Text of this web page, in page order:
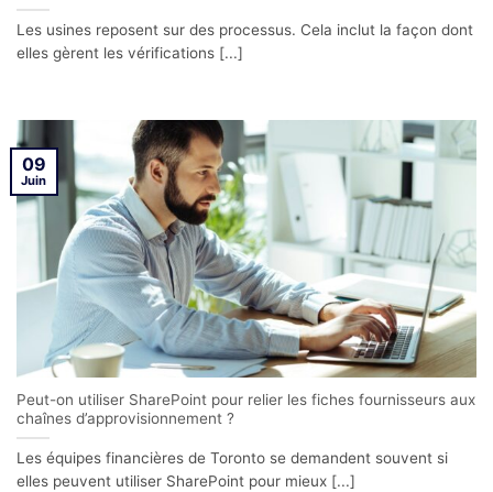
Les usines reposent sur des processus. Cela inclut la façon dont
elles gèrent les vérifications [...]
Peut-on utiliser SharePoint pour relier les fiches fournisseurs aux
chaînes d’approvisionnement ?
Les équipes financières de Toronto se demandent souvent si
elles peuvent utiliser SharePoint pour mieux [...]
09
Juin